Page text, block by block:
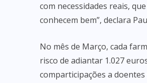
com necessidades reais,
conhecem bem”, declara
No mês de Março, cada
risco de adiantar 1.027
comparticipações a doentes